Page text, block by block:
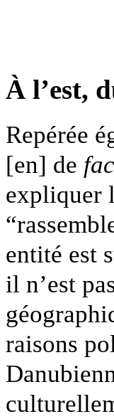
À l’est,
Repérée
[en] de
expliquer
entité est
il n’est
raisons